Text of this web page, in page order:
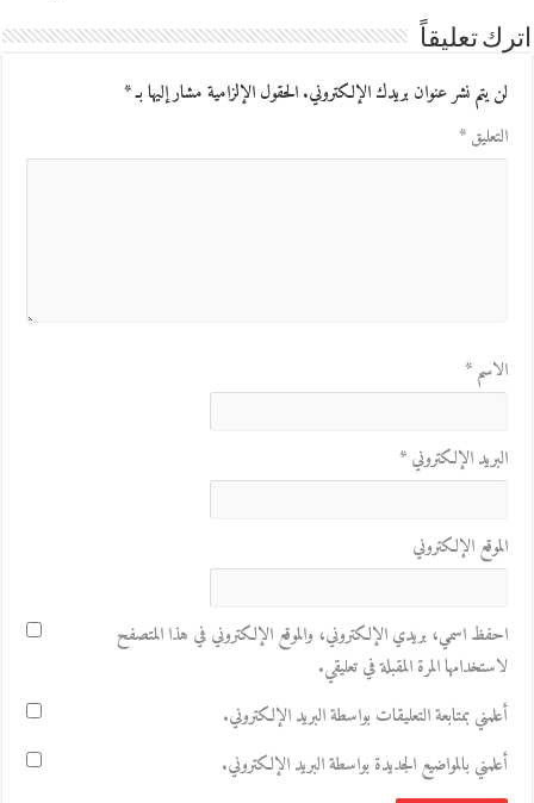
اترك تعليقاً
لن يتم نشر عنوان بريدك الإلكتروني.الحقول الإلزامية مشار إليها بـ*
التعليق*
الاسم*
البريد الإلكتروني*
الموقع الإلكتروني
احفظ اسمي، بريدي الإلكتروني، والموقع الإلكتروني في هذا المتصفح
لاستخدامها المرة المقبلة في تعليقي.
أعلمني بمتابعة التعليقات بواسطة البريد الإلكتروني.
أعلمني بالمواضيع الجديدة بواسطة البريد الإلكتروني.